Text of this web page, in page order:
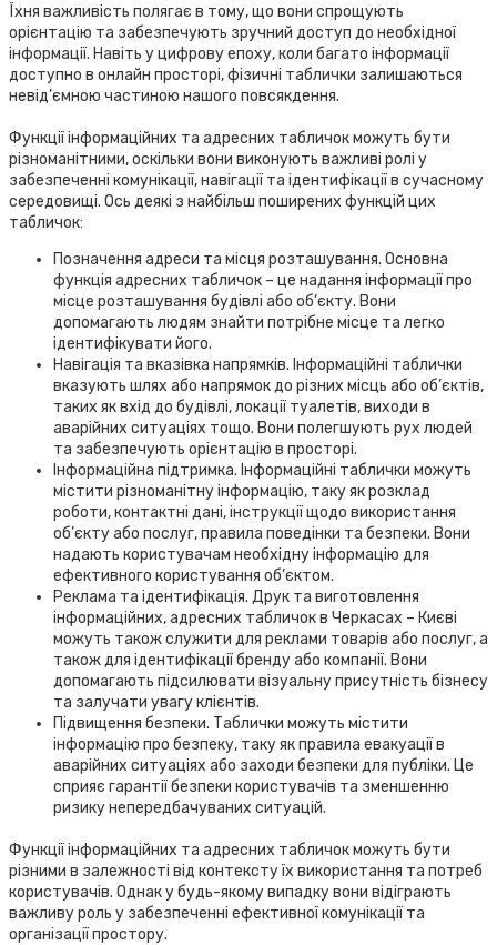
Їхня важливість полягає в тому, що вони спрощують
орієнтацію та забезпечують зручний доступ до необхідної
інформації. Навіть у цифрову епоху, коли багато інформації
доступно в онлайн просторі, фізичні таблички залишаються
невід’ємною частиною нашого повсякдення.
Функції інформаційних та адресних табличок можуть бути
різноманітними, оскільки вони виконують важливі ролі у
забезпеченні комунікації, навігації та ідентифікації в сучасному
середовищі. Ось деякі з найбільш поширених функцій цих
табличок:
Позначення адреси та місця розташування. Основна
функція адресних табличок – це надання інформації про
місце розташування будівлі або об’єкту. Вони
допомагають людям знайти потрібне місце та легко
ідентифікувати його.
Навігація та вказівка напрямків. Інформаційні таблички
вказують шлях або напрямок до різних місць або об’єктів,
таких як вхід до будівлі, локації туалетів, виходи в
аварійних ситуаціях тощо. Вони полегшують рух людей
та забезпечують орієнтацію в просторі.
Інформаційна підтримка. Інформаційні таблички можуть
містити різноманітну інформацію, таку як розклад
роботи, контактні дані, інструкції щодо використання
об’єкту або послуг, правила поведінки та безпеки. Вони
надають користувачам необхідну інформацію для
ефективного користування об’єктом.
Реклама та ідентифікація. Друк та виготовлення
інформаційних, адресних табличок в Черкасах – Києві
можуть також служити для реклами товарів або послуг, а
також для ідентифікації бренду або компанії. Вони
допомагають підсилювати візуальну присутність бізнесу
та залучати увагу клієнтів.
Підвищення безпеки. Таблички можуть містити
інформацію про безпеку, таку як правила евакуації в
аварійних ситуаціях або заходи безпеки для публіки. Це
сприяє гарантії безпеки користувачів та зменшенню
ризику непередбачуваних ситуацій.
Функції інформаційних та адресних табличок можуть бути
різними в залежності від контексту їх використання та потреб
користувачів. Однак у будь-якому випадку вони відіграють
важливу роль у забезпеченні ефективної комунікації та
організації простору.